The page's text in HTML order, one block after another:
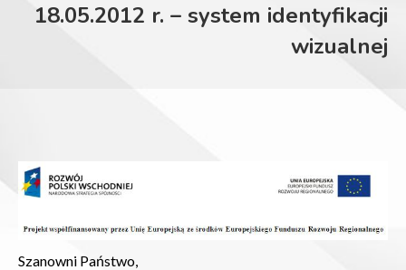
18.05.2012 r. – system identyfikacji
wizualnej
Szanowni Państwo,